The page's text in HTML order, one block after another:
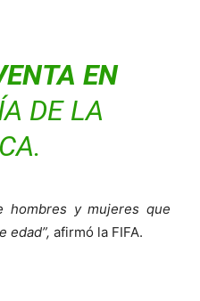
EN
DE LA
hombres y mujeres que
edad”, afirmó la FIFA.